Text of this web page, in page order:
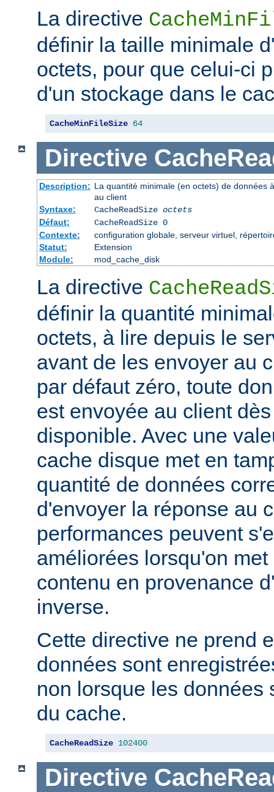
La directive
définir la taille minimale
octets, pour que celui-ci
d'un stockage dans le
CacheMinFileSize 64
Directive
Description: La quantité minimale (en octets) de données
au client
Syntaxe:
CacheReadSize octets
Défaut:
CacheReadSize 0
Contexte:
configuration globale, serveur virtuel,
Statut:
Extension
Module:
mod_cache_disk
La directive
définir la quantité
octets, à lire depuis le
avant de les envoyer au
par défaut zéro, toute
est envoyée au client
disponible. Avec une
cache disque met en
quantité de données
d'envoyer la réponse au
performances peuvent
améliorées lorsqu'on
contenu en provenance
inverse.
Cette directive ne prend
données sont
non lorsque les données
du cache.
CacheReadSize 102400
Directive